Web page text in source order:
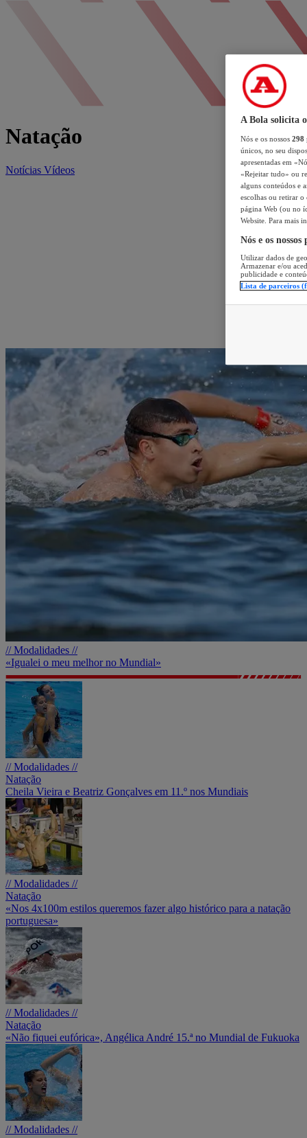
Natação
Notícias Vídeos
// Modalidades //
«Igualei o meu melhor no Mundial»
// Modalidades //
Natação
Cheila Vieira e Beatriz Gonçalves em 11.º nos Mundiais
// Modalidades //
Natação
«Nos 4x100m estilos queremos fazer algo histórico para a natação
portuguesa»
// Modalidades //
Natação
«Não fiquei eufórica», Angélica André 15.ª no Mundial de Fukuoka
// Modalidades //
A Bola solicita
Nós e os nossos 298
únicos, no seu
apresentadas em
«Rejeitar tudo» ou
alguns conteúdos e
escolhas ou retirar
página Web (ou no
Website. Para mais
Nós e os
Utilizar dados de
Armazenar e/ou
publicidade e
Lista de parceiros